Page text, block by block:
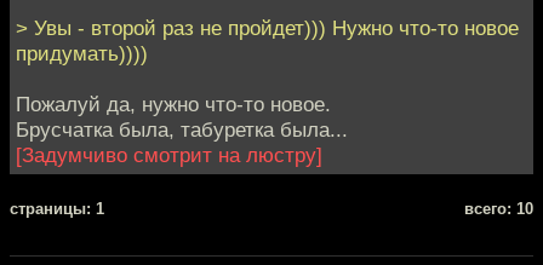
> Увы - второй раз не пройдет))) Нужно что-то новое
придумать))))
Пожалуй да, нужно что-то новое.
Брусчатка была, табуретка была...
[Задумчиво смотрит на люстру]
cтраницы: 1 всего: 10